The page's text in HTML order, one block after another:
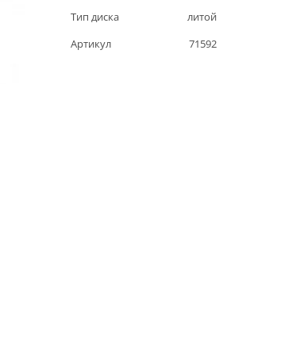
Тип диска
литой
Артикул
71592